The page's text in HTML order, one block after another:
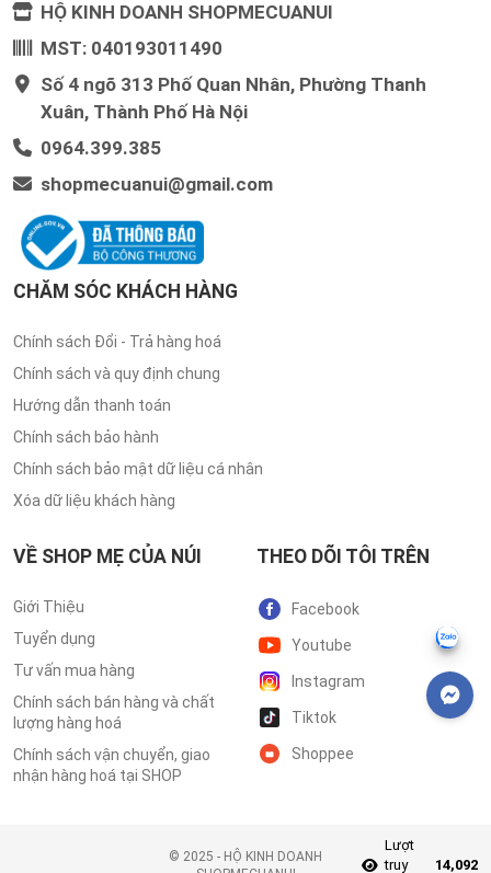
HỘ KINH DOANH SHOPMECUANUI
MST: 040193011490
Số 4 ngõ 313 Phố Quan Nhân, Phường Thanh
Xuân, Thành Phố Hà Nội
0964.399.385
shopmecuanui@gmail.com
CHĂM SÓC KHÁCH HÀNG
Chính sách Đổi - Trả hàng hoá
Chính sách và quy định chung
Hướng dẫn thanh toán
Chính sách bảo hành
Chính sách bảo mật dữ liệu cá nhân
Xóa dữ liệu khách hàng
VỀ SHOP MẸ CỦA NÚI
Giới Thiệu
Tuyển dụng
Tư vấn mua hàng
Chính sách bán hàng và chất
lượng hàng hoá
Chính sách vận chuyển, giao
nhận hàng hoá tại SHOP
THEO DÕI TÔI TRÊN
Facebook
Youtube
Instagram
Tiktok
Shoppee
©️ 2025 - HỘ KINH DOANH
Lượt
truy
14,092